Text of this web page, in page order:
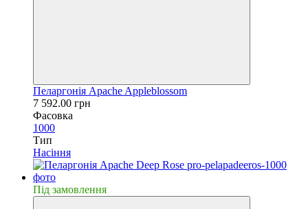
Пеларгонія Apache Appleblossom
7 592.00 грн
Фасовка
1000
Тип
Насiння
Пiд замовлення